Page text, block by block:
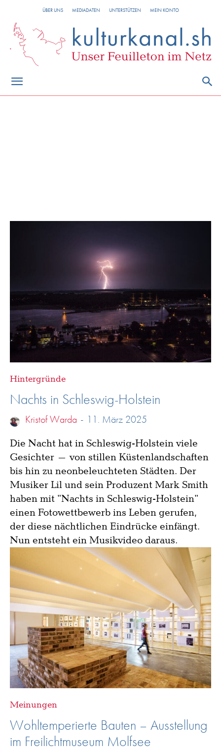
ÜBER UNS MEDIADATEN UNTERSTÜTZEN MEIN KONTO
Hintergründe
Nachts in Schleswig-Holstein
Kristof Warda - 11. März 2025
Die Nacht hat in Schleswig-Holstein viele
Gesichter – von stillen Küstenlandschaften
bis hin zu neonbeleuchteten Städten. Der
Musiker Lil und sein Produzent Mark Smith
haben mit "Nachts in Schleswig-Holstein"
einen Fotowettbewerb ins Leben gerufen,
der diese nächtlichen Eindrücke einfängt.
Nun entsteht ein Musikvideo daraus.
Meinungen
Wohltemperierte Bauten – Ausstellung
im Freilichtmuseum Molfsee